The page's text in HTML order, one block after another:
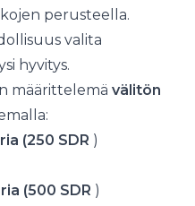
perusteella.
valita
hyvitys.
määrittelemä välitön
(250 SDR )
(500 SDR )